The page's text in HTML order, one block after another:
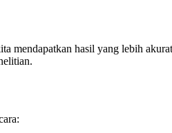
mendapatkan hasil yang lebih